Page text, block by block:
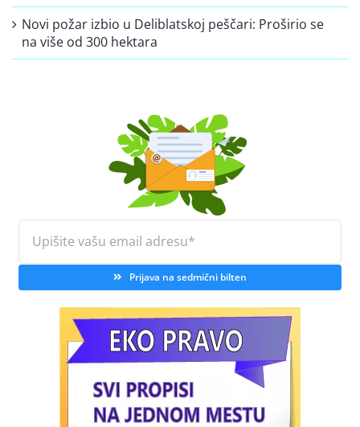
Novi požar izbio u Deliblatskoj peščari: Proširio se
na više od 300 hektara
Prijava na sedmični bilten